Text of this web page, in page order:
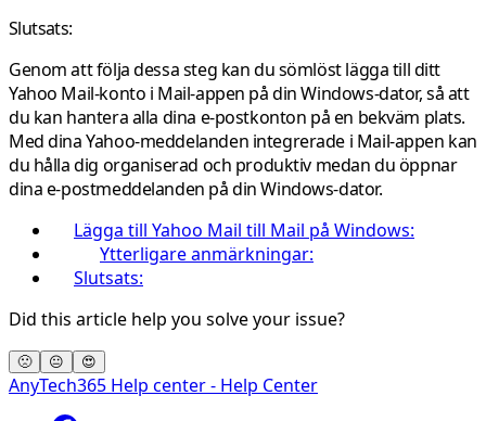
Slutsats:
Genom att följa dessa steg kan du sömlöst lägga till ditt
Yahoo Mail-konto i Mail-appen på din Windows-dator, så att
du kan hantera alla dina e-postkonton på en bekväm plats.
Med dina Yahoo-meddelanden integrerade i Mail-appen kan
du hålla dig organiserad och produktiv medan du öppnar
dina e-postmeddelanden på din Windows-dator.
Lägga till Yahoo Mail till Mail på Windows:
Ytterligare anmärkningar:
Slutsats:
Did this article help you solve your issue?
🙁 😐 😍
AnyTech365 Help center - Help Center